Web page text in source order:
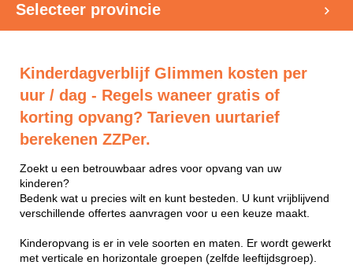
Selecteer provincie
Kinderdagverblijf Glimmen kosten per
uur / dag - Regels waneer gratis of
korting opvang? Tarieven uurtarief
berekenen ZZPer.
Zoekt u een betrouwbaar adres voor opvang van uw
kinderen?
Bedenk wat u precies wilt en kunt besteden. U kunt vrijblijvend
verschillende offertes aanvragen voor u een keuze maakt.
Kinderopvang is er in vele soorten en maten. Er wordt gewerkt
met verticale en horizontale groepen (zelfde leeftijdsgroep).